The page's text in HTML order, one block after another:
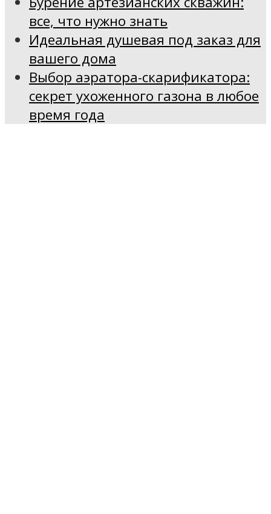
все, что нужно знать
Идеальная душевая под заказ для
вашего дома
Выбор аэратора-скарификатора:
секрет ухоженного газона в любое
время года